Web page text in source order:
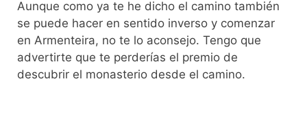
Aunque como ya te he dicho el camino también
se puede hacer en sentido inverso y comenzar
en Armenteira, no te lo aconsejo. Tengo que
advertirte que te perderías el premio de
descubrir el monasterio desde el camino.